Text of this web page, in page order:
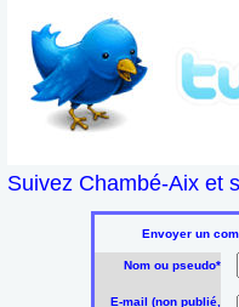
Suivez Chambé-Aix et
Envoyer un
Nom ou pseudo*
E-mail (non publié,